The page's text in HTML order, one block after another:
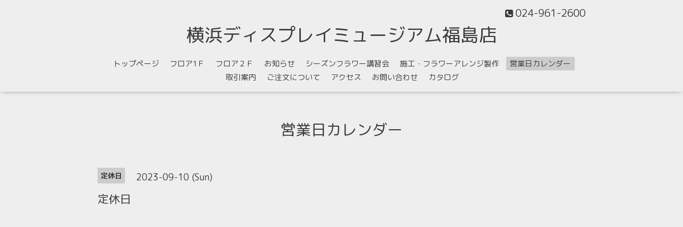
024-961-2600
横浜ディスプレイミュージアム福島店
トップページ フロア1Ｆ フロア２Ｆ お知らせ シーズンフラワー講習会 施工・フラワーアレンジ製作
営業日カレンダー
取引案内
ご注文について アクセス お問い合わせ カタログ
営業日カレンダー
定休日 2023-09-10 (Sun)
定休日